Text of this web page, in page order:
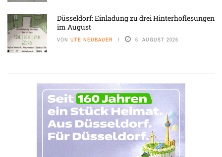
Düsseldorf: Einladung zu drei Hinterhoflesungen
im August
VON UTE NEUBAUER 6. AUGUST 2026